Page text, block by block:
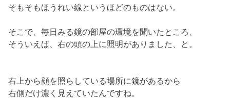
そもそもほうれい線というほどのものはない。
そこで、毎日みる鏡の部屋の環境を聞いたところ、
そういえば、右の頭の上に照明がありました、と。
右上から顔を照らしている場所に鏡があるから
右側だけ濃く見えていたんですね。